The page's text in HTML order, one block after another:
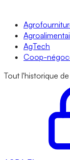
AgTech
Coop-
Tout l'historique